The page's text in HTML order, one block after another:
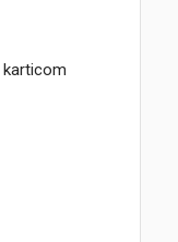
karticom